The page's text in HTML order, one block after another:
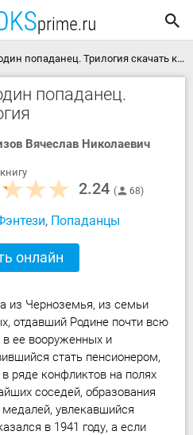
попаданец. Трилогия скачать книгу
попаданец.
Вячеслав Николаевич
2.24 68
, Попаданцы
онлайн
из Черноземья, из семьи
отдавший Родине почти всю
ее вооруженных и
стать пенсионером,
ряде конфликтов на полях
соседей, образования
увлекавшийся
в 1941 году, а если